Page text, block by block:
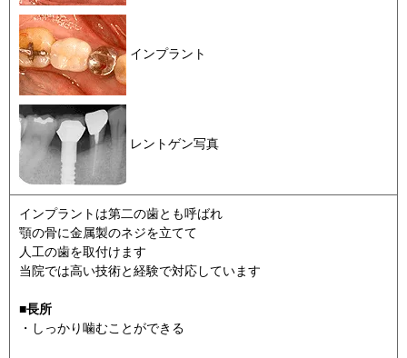
インプラント
レントゲン写真
インプラントは第二の歯とも呼ばれ
顎の骨に金属製のネジを立てて
人工の歯を取付けます
当院では高い技術と経験で対応しています
■長所
・しっかり噛むことができる